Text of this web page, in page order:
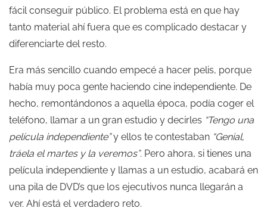
fácil conseguir público. El problema está en que hay
tanto material ahí fuera que es complicado destacar y
diferenciarte del resto.
Era más sencillo cuando empecé a hacer pelis, porque
había muy poca gente haciendo cine independiente. De
hecho, remontándonos a aquella época, podía coger el
teléfono, llamar a un gran estudio y decirles “Tengo una
película independiente”y ellos te contestaban “Genial,
tráela el martes y la veremos”. Pero ahora, si tienes una
película independiente y llamas a un estudio, acabará en
una pila de DVD’s que los ejecutivos nunca llegarán a
ver. Ahí está el verdadero reto.